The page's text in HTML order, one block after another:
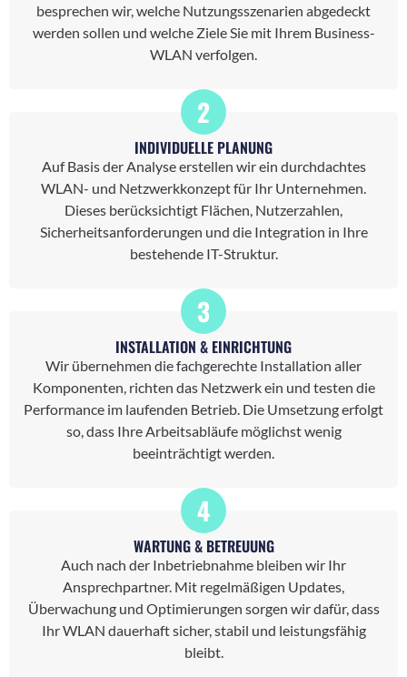
besprechen wir, welche Nutzungsszenarien abgedeckt
werden sollen und welche Ziele Sie mit Ihrem Business-
WLAN verfolgen.
2
INDIVIDUELLE PLANUNG
Auf Basis der Analyse erstellen wir ein durchdachtes
WLAN- und Netzwerkkonzept für Ihr Unternehmen.
Dieses berücksichtigt Flächen, Nutzerzahlen,
Sicherheitsanforderungen und die Integration in Ihre
bestehende IT-Struktur.
3
INSTALLATION & EINRICHTUNG
Wir übernehmen die fachgerechte Installation aller
Komponenten, richten das Netzwerk ein und testen die
Performance im laufenden Betrieb. Die Umsetzung erfolgt
so, dass Ihre Arbeitsabläufe möglichst wenig
beeinträchtigt werden.
4
WARTUNG & BETREUUNG
Auch nach der Inbetriebnahme bleiben wir Ihr
Ansprechpartner. Mit regelmäßigen Updates,
Überwachung und Optimierungen sorgen wir dafür, dass
Ihr WLAN dauerhaft sicher, stabil und leistungsfähig
bleibt.